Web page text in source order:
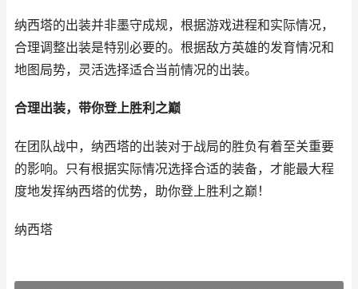
纳西塔的出装并非墨守成规，根据游戏进程和实际情况，
合理调整出装是特别必要的。根据敌方英雄的发育情况和
地图局势，灵活选择适合当前情况的出装。
合理出装，带你登上胜利之巅
在团队战中，纳西塔的出装对于战局的胜负有着至关重要
的影响。只有根据实际情况选择合适的装备，才能最大程
度地发挥纳西塔的优势，助你登上胜利之巅！
纳西塔